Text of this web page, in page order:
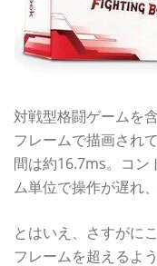
対戦型格闘ゲームを
フレームで描画され
間は約16.7ms。コン
ム単位で操作が遅れ
とはいえ、さすがに
フレームを超えるよ